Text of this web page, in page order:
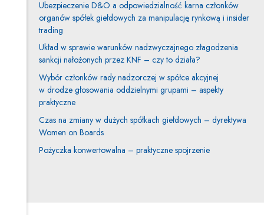
Ubezpieczenie D&O a odpowiedzialność karna członków
organów spółek giełdowych za manipulację rynkową i insider
trading
Układ w sprawie warunków nadzwyczajnego złagodzenia
sankcji nałożonych przez KNF – czy to działa?
Wybór członków rady nadzorczej w spółce akcyjnej
w drodze głosowania oddzielnymi grupami – aspekty
praktyczne
Czas na zmiany w dużych spółkach giełdowych – dyrektywa
Women on Boards
Pożyczka konwertowalna – praktyczne spojrzenie